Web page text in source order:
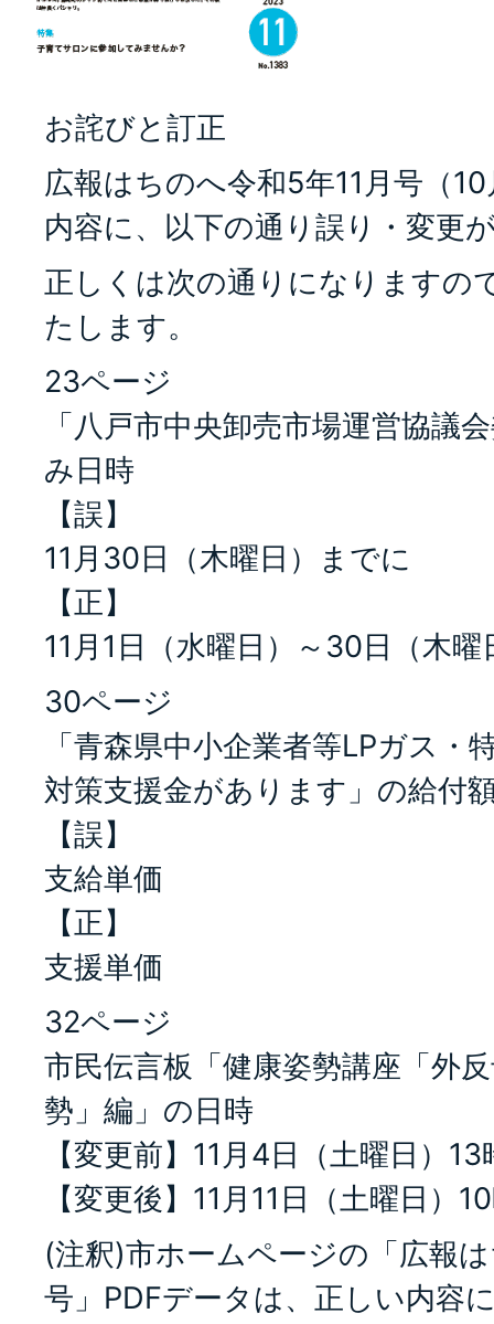
お詫びと訂正
広報はちのへ令和5年11月号（
内容に、以下の通り誤り・変更
正しくは次の通りになりますの
たします。
23ページ
「八戸市中央卸売市場運営協議
み日時
【誤】
11月30日（木曜日）までに
【正】
11月1日（水曜日）～30日（木曜
30ページ
「青森県中小企業者等LPガス・
対策支援金があります」の給付
【誤】
支給単価
【正】
支援単価
32ページ
市民伝言板「健康姿勢講座「外
勢」編」の日時
【変更前】11月4日（土曜日）13
【変更後】11月11日（土曜日）
(注釈)市ホームページの「広報
号」PDFデータは、正しい内容